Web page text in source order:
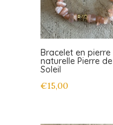
Bracelet en pierre
naturelle Pierre de
Soleil
€15,00